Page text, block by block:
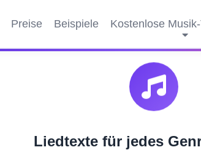
Preise Beispiele Kostenlose
Liedtexte für jedes